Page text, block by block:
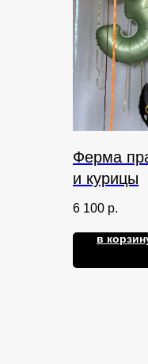
Ферма
и курицы
6 100 р.
в